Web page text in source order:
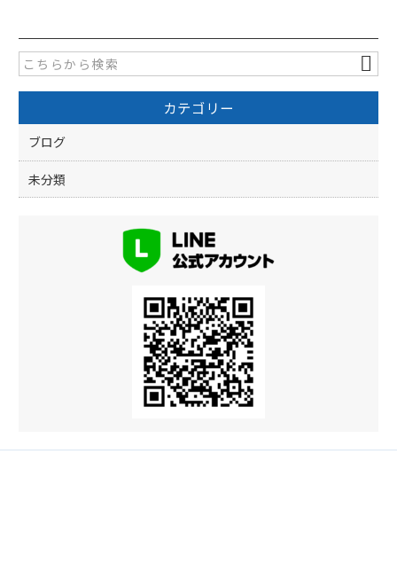
e
b
o
o
k
er
カテゴリー
ブログ
未分類